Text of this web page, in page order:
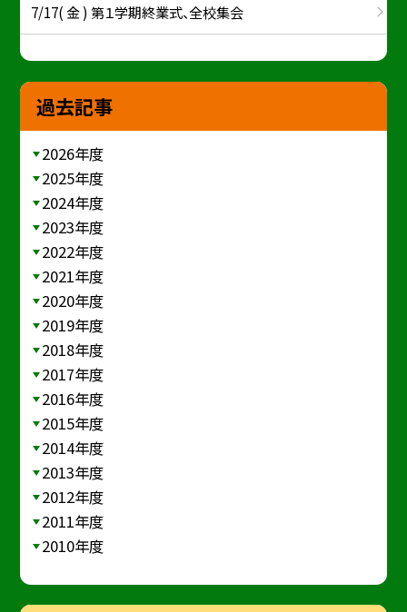
7/17( 金 ) 第１学期終業式、全校集会
過去記事
2026年度
2025年度
2024年度
2023年度
2022年度
2021年度
2020年度
2019年度
2018年度
2017年度
2016年度
2015年度
2014年度
2013年度
2012年度
2011年度
2010年度